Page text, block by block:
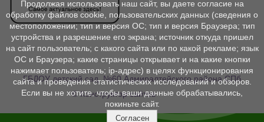
ГБДОУ детский сад №60 Адмиралтейского района СПб
© Конструктор сайтовNubex.ru
Продолжая использовать наш сайт, вы даете согласие на
обработку файлов cookie, пользовательских данных (сведения о
местоположении; тип и версия ОС; тип и версия Браузера; тип
устройства и разрешение его экрана; источник откуда пришел
на сайт пользователь; с какого сайта или по какой рекламе; язык
ОС и Браузера; какие страницы открывает и на какие кнопки
нажимает пользователь; ip-адрес) в целях функционирования
сайта и проведения статистических исследований и обзоров.
Если вы не хотите, чтобы ваши данные обрабатывались,
покиньте сайт.
Согласен